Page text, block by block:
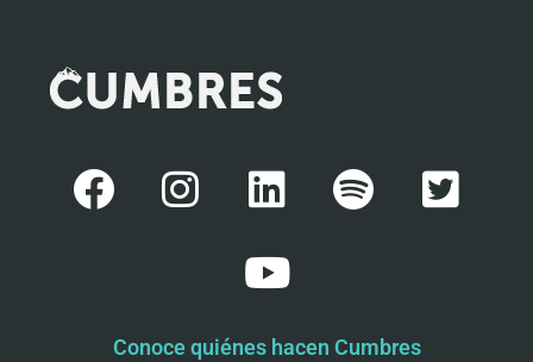
Conoce quiénes hacen Cumbres